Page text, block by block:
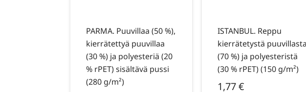
PARMA. Puuvillaa (50 %),
kierrätettyä puuvillaa
(30 %) ja polyesteriä (20
% rPET) sisältävä pussi
(280 g/m²)
ISTANBUL. Reppu
kierrätetystä puuvillasta
(70 %) ja polyesteristä
(30 % rPET) (150 g/m²)
1,77€